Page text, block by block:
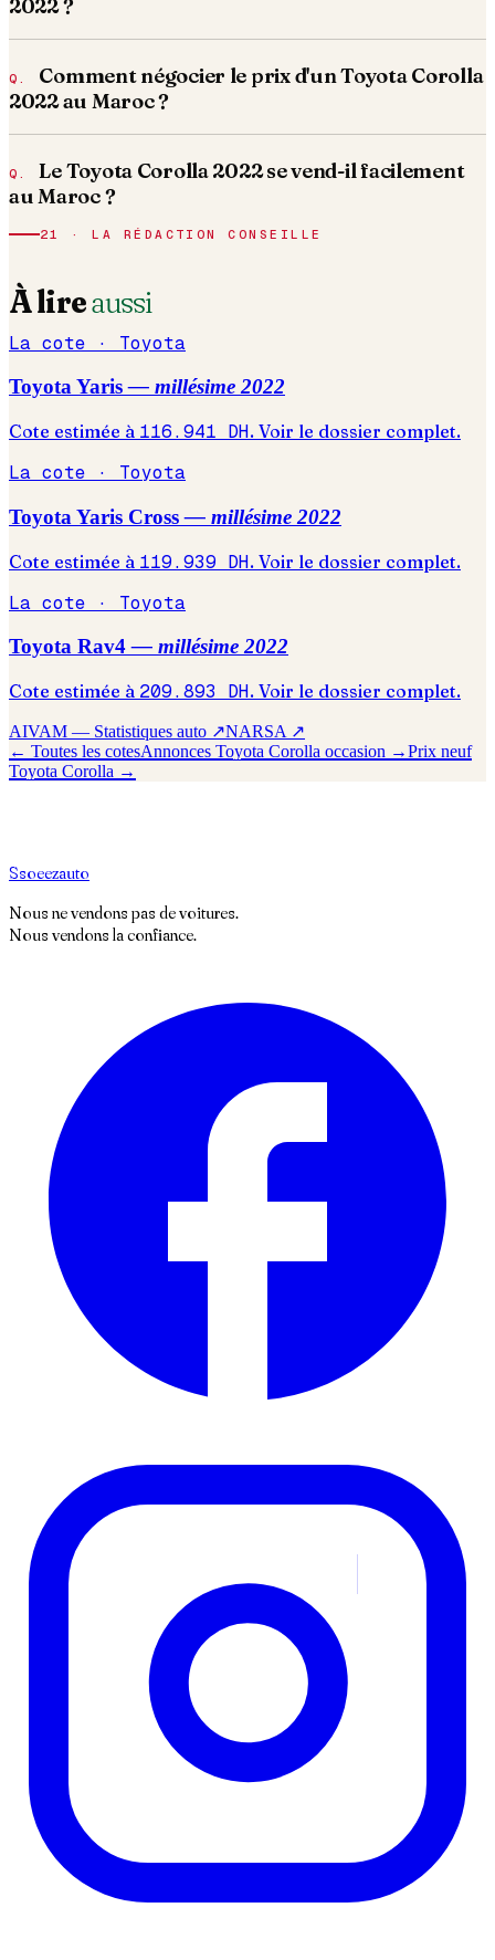
2022 ?
Comment négocier le prix d'un Toyota Corolla
2022 au Maroc ?
Le Toyota Corolla 2022 se vend-il facilement
au Maroc ?
21 · LA RÉDACTION CONSEILLE
À lireaussi
La cote · Toyota
ToyotaYaris — millésime2022
Cote estimée à 116.941 DH. Voir le dossier complet.
La cote · Toyota
Toyota Yaris Cross — millésime 2022
Cote estimée à 119.939 DH. Voir le dossier complet.
La cote · Toyota
Toyota Rav4 — millésime2022
Cote estimée à 209.893 DH. Voir le dossier complet.
AIVAM — Statistiques auto ↗NARSA ↗
← Toutes les cotesAnnonces Toyota Corolla occasion →Prix neuf
Toyota Corolla →
Ssoeezauto
Nous ne vendons pas de voitures.
Nous vendons la confiance.